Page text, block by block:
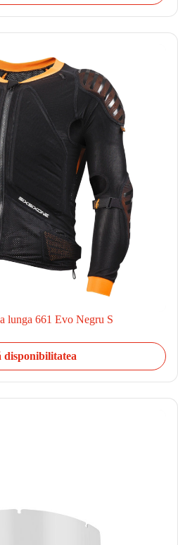
lunga 661 Evo Negru S
disponibilitatea